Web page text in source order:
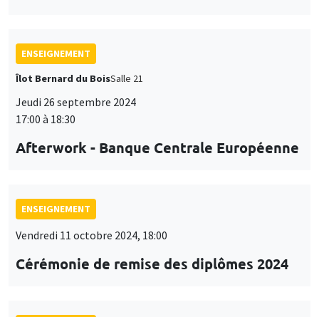
ENSEIGNEMENT
Îlot Bernard du BoisSalle 21
Jeudi 26 septembre 2024
17:00 à 18:30
Afterwork - Banque Centrale Européenne
ENSEIGNEMENT
Vendredi 11 octobre 2024, 18:00
Cérémonie de remise des diplômes 2024